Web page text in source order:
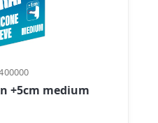
+5cm medium